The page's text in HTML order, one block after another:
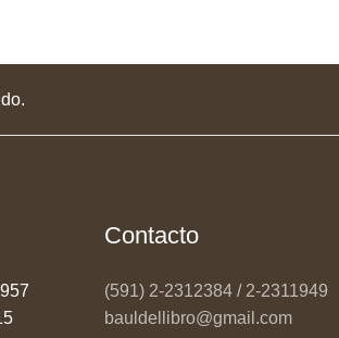
Contacto
(591) 2-2312384 / 2-2311949
bauldellibro@gmail.com